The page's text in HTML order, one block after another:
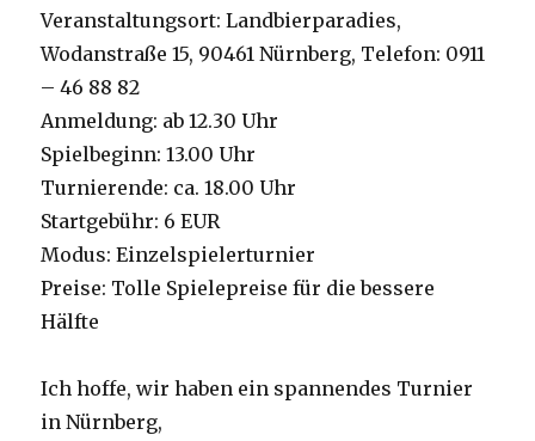
Veranstaltungsort: Landbierparadies,
Wodanstraße 15, 90461 Nürnberg, Telefon: 0911
– 46 88 82
Anmeldung: ab 12.30 Uhr
Spielbeginn: 13.00 Uhr
Turnierende: ca. 18.00 Uhr
Startgebühr: 6 EUR
Modus: Einzelspielerturnier
Preise: Tolle Spielepreise für die bessere
Hälfte
Ich hoffe, wir haben ein spannendes Turnier
in Nürnberg,